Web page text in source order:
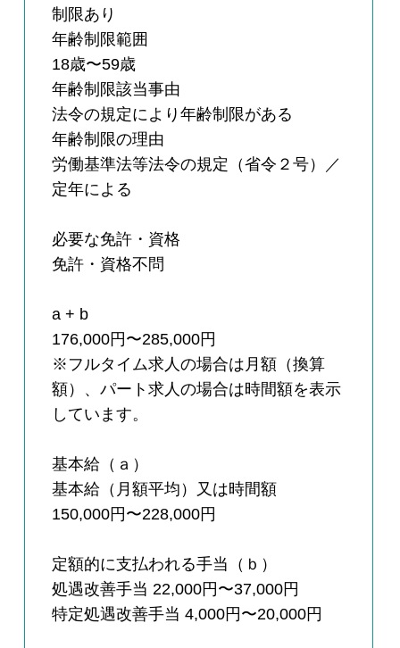
制限あり
年齢制限範囲
18歳〜59歳
年齢制限該当事由
法令の規定により年齢制限がある
年齢制限の理由
労働基準法等法令の規定（省令２号）／
定年による
必要な免許・資格
免許・資格不問
a + b
176,000円〜285,000円
※フルタイム求人の場合は月額（換算
額）、パート求人の場合は時間額を表示
しています。
基本給（ａ）
基本給（月額平均）又は時間額
150,000円〜228,000円
定額的に支払われる手当（ｂ）
処遇改善手当 22,000円〜37,000円
特定処遇改善手当 4,000円〜20,000円